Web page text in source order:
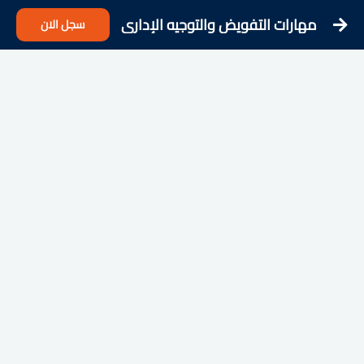
مهارات التفويض والتوجيه الإداري سجل الان